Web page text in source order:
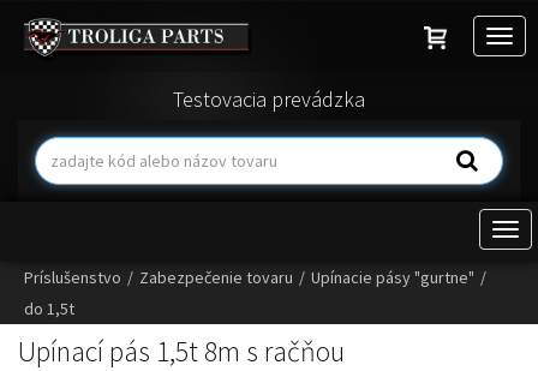
Testovacia prevádzka
Príslušenstvo / Zabezpečenie tovaru / Upínacie pásy "gurtne" /
do 1,5t
Upínací pás 1,5t 8m s račňou